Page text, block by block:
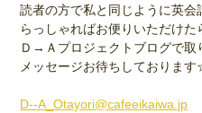
読者の方で私と同じように英
らっしゃればお便りいただけ
Ｄ→Ａプロジェクトブログで取
メッセージお待ちしておりま
D--A_Otayori@cafeeikaiwa.jp